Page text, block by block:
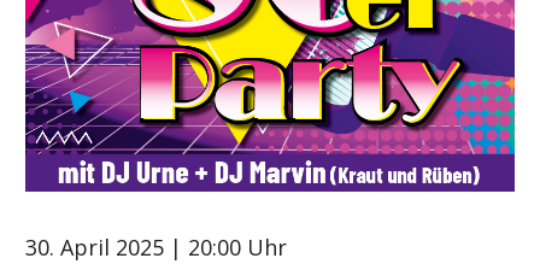
30. April 2025 | 20:00 Uhr